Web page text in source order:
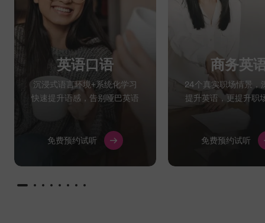
英语口语
沉浸式语言环境+系统化学习
快速提升语感，告别哑巴英语
免费预约试听
商务英
24个真实职场情景，
提升英语，更提升职
免费预约试听